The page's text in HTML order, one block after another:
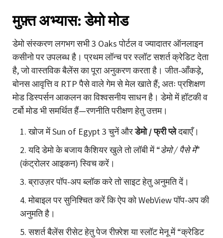
मुफ़्त अभ्यास: डेमो मोड
डेमो संस्करण लगभग सभी 3 Oaks पोर्टल व ज्यादातर ऑनलाइन
कसीनो पर उपलब्ध है। प्रथम लॉन्च पर स्लॉट सशर्त क्रेडिट देता
है, जो वास्तविक बैलेंस का पूरा अनुकरण करता है। जीत-आँकड़े,
बोनस आवृत्ति व RTP पैसे वाले गेम से मेल खाते हैं; अतः प्रशिक्षण
मोड डिस्पर्सन आकलन का विश्वसनीय साधन है। डेमो में हॉटकी व
टर्बो मोड भी समर्थित हैं—रणनीति परीक्षण हेतु उत्तम।
खोज में Sun of Egypt 3 चुनें औरडेमो / फ्री प्लेदबाएँ।
यदि डेमो के बजाय कैशियर खुले तो लॉबी में “डेमो / पैसे में”
(कंट्रोलर आइकन) स्विच करें।
ब्राउज़र पॉप-अप ब्लॉक करे तो साइट हेतु अनुमति दें।
मोबाइल पर सुनिश्चित करें कि ऐप को WebView पॉप-अप की
अनुमति है।
सशर्त बैलेंस रीसेट हेतु पेज रीफ़्रेश या स्लॉट मेनू में “क्रेडिट